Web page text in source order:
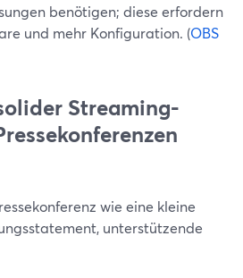
benötigen; diese erfordern
und mehr Konfiguration. (OBS
Streaming-
wie eine kleine
unterstützende